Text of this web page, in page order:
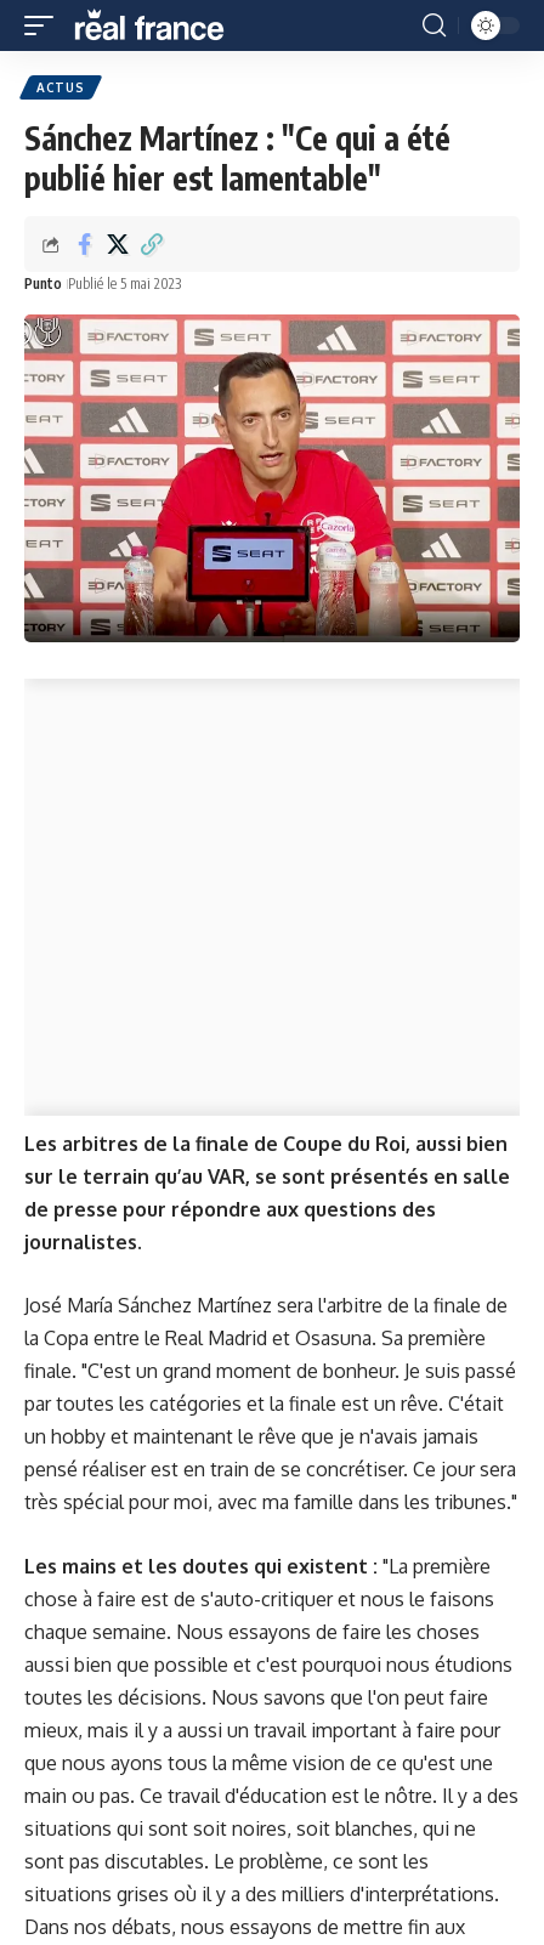
ACTUS
Sánchez Martínez : "Ce qui a été
publié hier est lamentable"
Punto Publié le 5 mai 2023
Les arbitres de la finale de Coupe du Roi, aussi bien
sur le terrain qu’au VAR, se sont présentés en salle
de presse pour répondre aux questions des
journalistes.
José María Sánchez Martínez sera l'arbitre de la finale de
la Copa entre le Real Madrid et Osasuna. Sa première
finale. "C'est un grand moment de bonheur. Je suis passé
par toutes les catégories et la finale est un rêve. C'était
un hobby et maintenant le rêve que je n'avais jamais
pensé réaliser est en train de se concrétiser. Ce jour sera
très spécial pour moi, avec ma famille dans les tribunes."
Les mains et les doutes qui existent : "La première
chose à faire est de s'auto-critiquer et nous le faisons
chaque semaine. Nous essayons de faire les choses
aussi bien que possible et c'est pourquoi nous étudions
toutes les décisions. Nous savons que l'on peut faire
mieux, mais il y a aussi un travail important à faire pour
que nous ayons tous la même vision de ce qu'est une
main ou pas. Ce travail d'éducation est le nôtre. Il y a des
situations qui sont soit noires, soit blanches, qui ne
sont pas discutables. Le problème, ce sont les
situations grises où il y a des milliers d'interprétations.
Dans nos débats, nous essayons de mettre fin aux